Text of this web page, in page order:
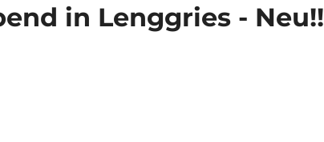
in Lenggries - Neu!!